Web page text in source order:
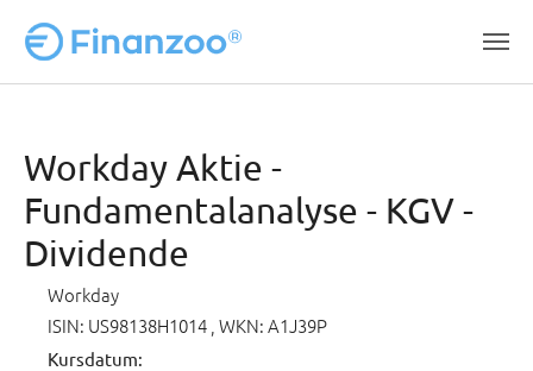
Workday Aktie -
Fundamentalanalyse - KGV -
Dividende
Workday
ISIN: US98138H1014 , WKN: A1J39P
Kursdatum: